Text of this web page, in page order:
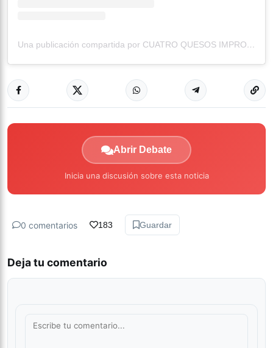
Una publicación compartida por CUATRO QUESOS IMPRO (@cuatro.quesos.impro)
Abrir Debate
Inicia una discusión sobre esta noticia
0 comentarios 183 Guardar
Deja tu comentario